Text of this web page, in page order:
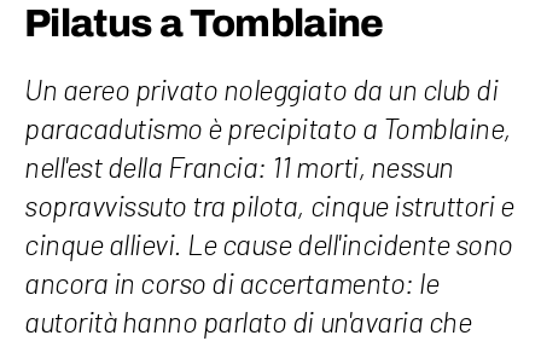
Pilatus a Tomblaine
Un aereo privato noleggiato da un club di
paracadutismo è precipitato a Tomblaine,
nell'est della Francia: 11 morti, nessun
sopravvissuto tra pilota, cinque istruttori e
cinque allievi. Le cause dell'incidente sono
ancora in corso di accertamento: le
autorità hanno parlato di un'avaria che